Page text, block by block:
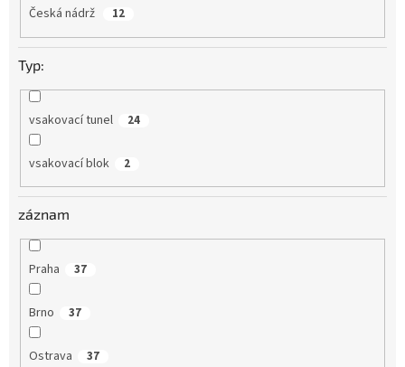
Česká nádrž 12
Typ:
vsakovací tunel 24
vsakovací blok 2
záznam
Praha 37
Brno 37
Ostrava 37